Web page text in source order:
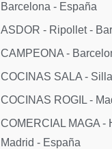
Barcelona - España
ASDOR - Ripollet -
CAMPEONA -
COCINAS SALA -
COCINAS ROGIL -
COMERCIAL MAGA -
Madrid - España